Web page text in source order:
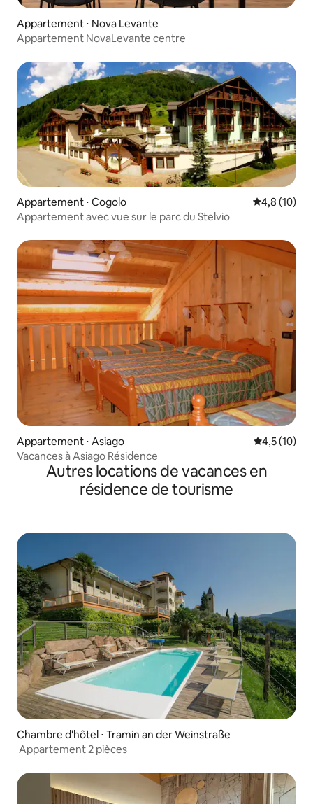
Appartement ⋅ Nova Levante
Appartement NovaLevante centre
Appartement ⋅ Cogolo Évaluation
4,8 (10)
Appartement avec vue sur le parc du Stelvio
Appartement ⋅ Asiago Évaluation
4,5 (10)
Vacances à Asiago Résidence
Autres locations de vacances en
résidence de tourisme
Chambre d'hôtel ⋅ Tramin an der Weinstraße
Appartement 2 pièces